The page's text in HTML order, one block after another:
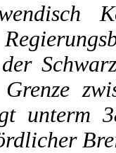
unterm